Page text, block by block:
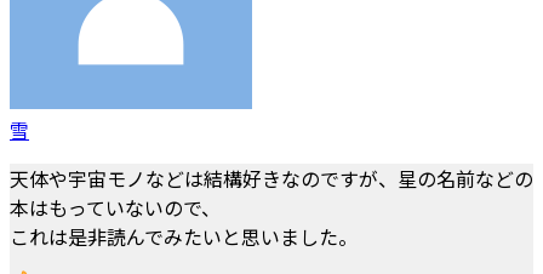
雪
天体や宇宙モノなどは結構好きなのですが、星の名前などの
本はもっていないので、
これは是非読んでみたいと思いました。